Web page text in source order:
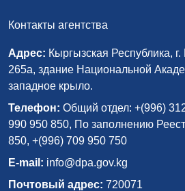
Контакты агентства
Адрес: Кыргызская Республика,
265а, здание Национальной
западное крыло.
Телефон: Общий отдел: +(996)
990 950 850, По заполнению
850, +(996) 709 950 750
E-mail: info@dpa.gov.kg
Почтовый адрес: 720071